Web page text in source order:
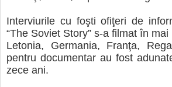
Interviurile cu foşti ofiţeri de
“The Soviet Story” s-a filmat în
Letonia, Germania, Franţa,
pentru documentar au fost
zece ani.